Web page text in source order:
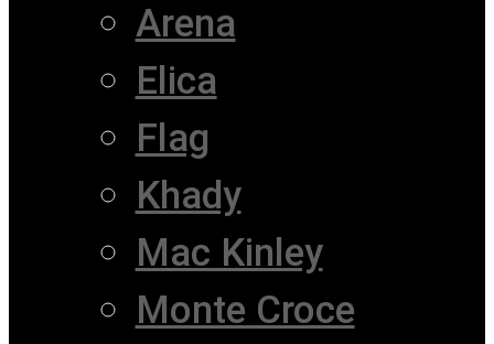
Arena
Elica
Flag
Khady
Mac Kinley
Monte Croce